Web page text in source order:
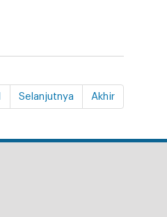
Selanjutnya Akhir